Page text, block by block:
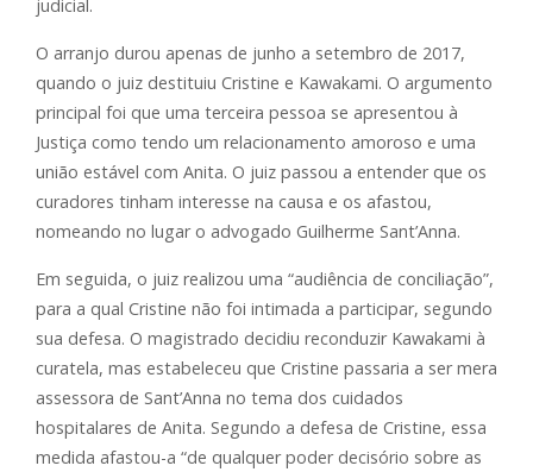
judicial.
O arranjo durou apenas de junho a setembro de 2017,
quando o juiz destituiu Cristine e Kawakami. O argumento
principal foi que uma terceira pessoa se apresentou à
Justiça como tendo um relacionamento amoroso e uma
união estável com Anita. O juiz passou a entender que os
curadores tinham interesse na causa e os afastou,
nomeando no lugar o advogado Guilherme Sant’Anna.
Em seguida, o juiz realizou uma “audiência de conciliação”,
para a qual Cristine não foi intimada a participar, segundo
sua defesa. O magistrado decidiu reconduzir Kawakami à
curatela, mas estabeleceu que Cristine passaria a ser mera
assessora de Sant’Anna no tema dos cuidados
hospitalares de Anita. Segundo a defesa de Cristine, essa
medida afastou-a “de qualquer poder decisório sobre as